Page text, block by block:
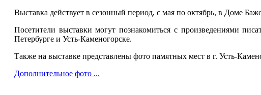
Выставка действует в сезонный период, с мая по октябрь, в Доме
Посетители выставки могут познакомиться с произведениями
Петербурге и Усть-Каменогорске.
Также на выставке представлены фото памятных мест в г. Усть-
Дополнительное фото ...